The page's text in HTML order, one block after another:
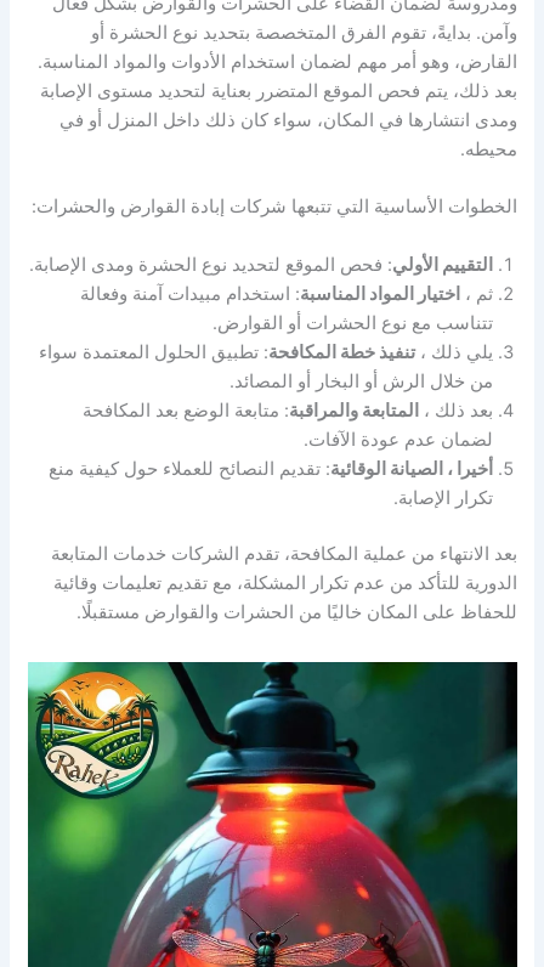
وآمن. بدايةً، تقوم الفرق المتخصصة بتحديد نوع الحشرة أو
القارض، وهو أمر مهم لضمان استخدام الأدوات والمواد المناسبة.
بعد ذلك، يتم فحص الموقع المتضرر بعناية لتحديد مستوى الإصابة
ومدى انتشارها في المكان، سواء كان ذلك داخل المنزل أو في
محيطه.
الخطوات الأساسية التي تتبعها شركات إبادة القوارض والحشرات:
التقييم الأولي: فحص الموقع لتحديد نوع الحشرة ومدى الإصابة.
ثم ، اختيار المواد المناسبة: استخدام مبيدات آمنة وفعالة
تتناسب مع نوع الحشرات أو القوارض.
يلي ذلك ،تنفيذ خطة المكافحة: تطبيق الحلول المعتمدة سواء
من خلال الرش أو البخار أو المصائد.
بعد ذلك ، المتابعة والمراقبة: متابعة الوضع بعد المكافحة
لضمان عدم عودة الآفات.
أخيرا ، الصيانة الوقائية: تقديم النصائح للعملاء حول كيفية منع
تكرار الإصابة.
بعد الانتهاء من عملية المكافحة، تقدم الشركات خدمات المتابعة
الدورية للتأكد من عدم تكرار المشكلة، مع تقديم تعليمات وقائية
للحفاظ على المكان خاليًا من الحشرات والقوارض مستقبلًا.